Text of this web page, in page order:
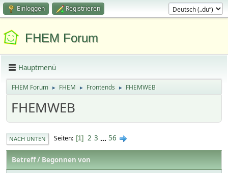
Einloggen Registrieren
FHEM Forum
Hauptmenü
FHEM Forum ► FHEM ► Frontends ► FHEMWEB
FHEMWEB
NACH UNTEN Seiten 1 2 3 ... 56
Betreff/ Begonnen von